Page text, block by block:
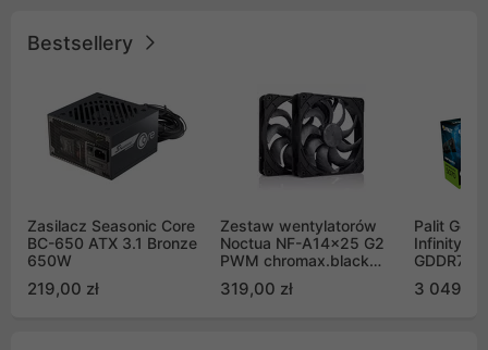
Bestsellery
Zasilacz Seasonic Core
BC-650 ATX 3.1 Bronze
650W
219,00 zł
Zestaw wentylatorów
Noctua NF-A14x25 G2
PWM chromax.black
Push Pull (2szt)
319,00 zł
Palit
Infinity 3
GDDR7
GB2050S)
3 049,00